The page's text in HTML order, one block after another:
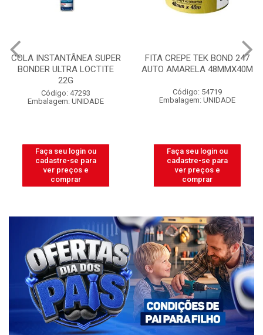
COLA INSTANTÂNEA SUPER
BONDER ULTRA LOCTITE
22G
Código: 47293
Embalagem: UNIDADE
Faça seu login ou
cadastre-se para
ver preços e
comprar
FITA CREPE TEK BOND 247
AUTO AMARELA 48MMX40M
Código: 54719
Embalagem: UNIDADE
Faça seu login ou
cadastre-se para
ver preços e
comprar